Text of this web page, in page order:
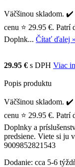
Väčšinou skladom. ✔️
cenu ⭐ 29.95 €. Patrí
Doplnk... Čítať ďalej »
29.95 € s DPH Viac
Popis produktu
Väčšinou skladom. ✔️
cenu ⭐ 29.95 €. Patrí
Doplnky a
predsiene. Viete si ju
9009852821543
Dodanie: cca 5-6